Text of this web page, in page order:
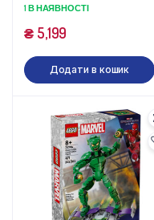
1 В НАЯВНОСТІ
₴5,199
Додати в кошик